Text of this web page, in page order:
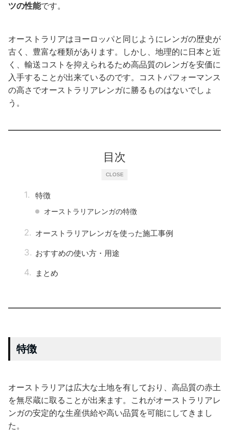
ツの性能です。
オーストラリアはヨーロッパと同じようにレンガの歴史が
古く、豊富な種類があります。しかし、地理的に日本と近
く、輸送コストを抑えられるため高品質のレンガを安価に
入手することが出来ているのです。コストパフォーマンス
の高さでオーストラリアレンガに勝るものはないでしょ
う。
CLOSE
目次
特徴
オーストラリアレンガの特徴
オーストラリアレンガを使った施工事例
おすすめの使い方・用途
まとめ
特徴
オーストラリアは広大な土地を有しており、高品質の赤土
を無尽蔵に取ることが出来ます。これがオーストラリアレ
ンガの安定的な生産供給や高い品質を可能にしてきまし
た。